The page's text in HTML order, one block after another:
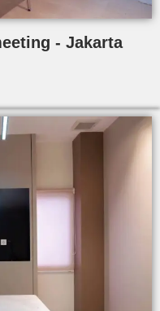
- Jakarta